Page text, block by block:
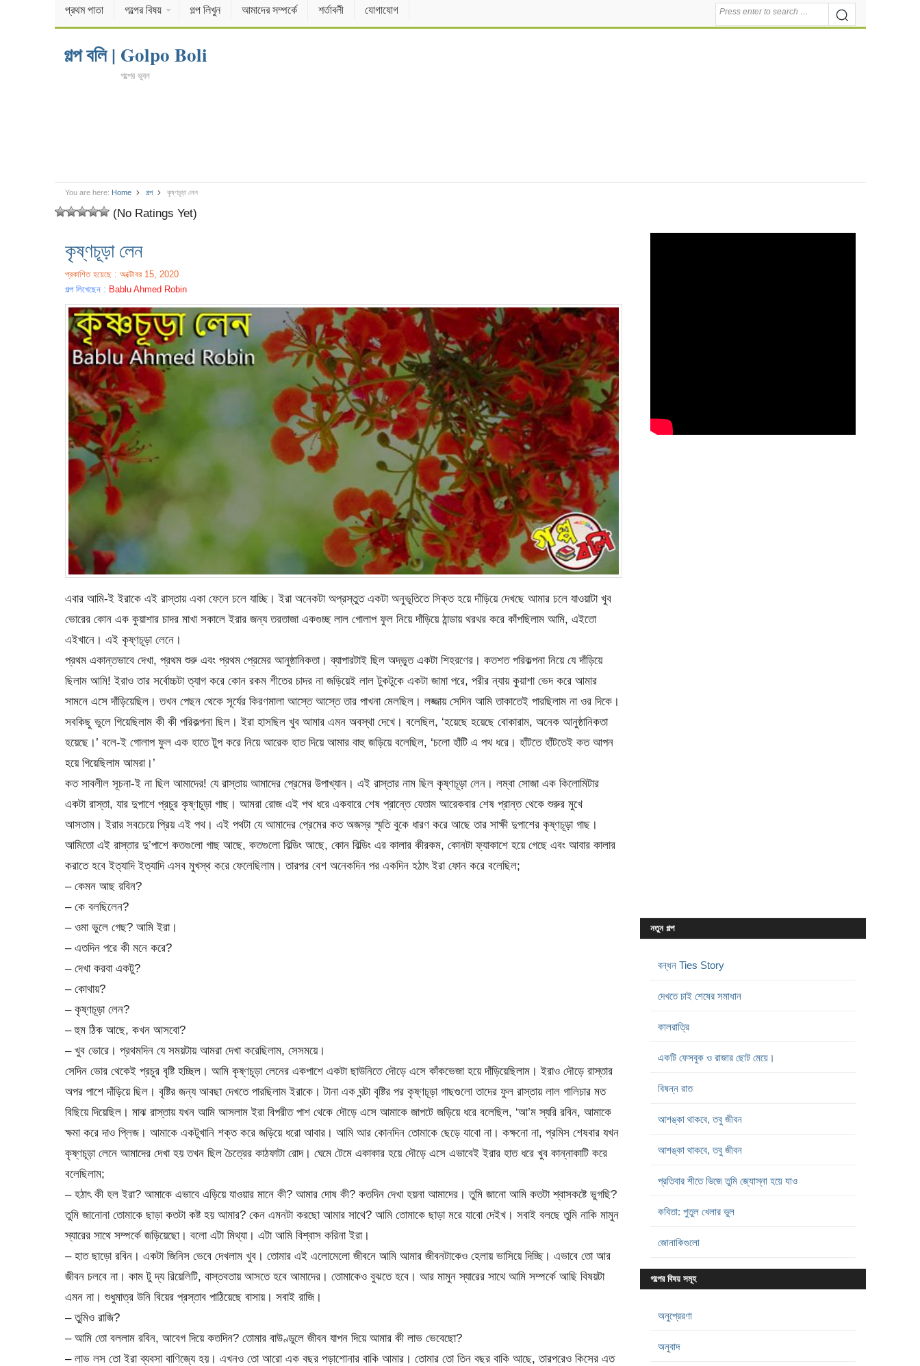
প্রথম পাতা গল্পের বিষয় গল্প লিখুন আমাদের সম্পর্কে শর্তাবলী যোগাযোগ
গল্প বলি | Golpo Boli
গল্পের ভুবন
You are here: Home গল্প কৃষ্ণচূড়া লেন
(No Ratings Yet)
কৃষ্ণচূড়া লেন
প্রকাশিত হয়েছে : অক্টোবর 15, 2020
গল্প লিখেছেন : Bablu Ahmed Robin
এবার আমি-ই ইরাকে এই রাস্তায় একা ফেলে চলে যাচ্ছি। ইরা অনেকটা অপ্রস্তুত একটা অনুভূতিতে সিক্ত হয়ে দাঁড়িয়ে দেখছে আমার চলে যাওয়াটা খুব
ভোরের কোন এক কুয়াশার চাদর মাখা সকালে ইরার জন্য তরতাজা একগুচ্ছ লাল গোলাপ ফুল নিয়ে দাঁড়িয়ে ঠান্ডায় থরথর করে কাঁপছিলাম আমি, এইতো
এইখানে। এই কৃষ্ণচূড়া লেনে।
প্রথম একান্তভাবে দেখা, প্রথম শুরু এবং প্রথম প্রেমের আনুষ্ঠানিকতা। ব্যাপারটাই ছিল অদ্ভুত একটা শিহরণের। কতশত পরিকল্পনা নিয়ে যে দাঁড়িয়ে
ছিলাম আমি! ইরাও তার সর্বোচ্চটা ত্যাগ করে কোন রকম শীতের চাদর না জড়িয়েই লাল টুকটুকে একটা জামা পরে, পরীর ন্যায় কুয়াশা ভেদ করে আমার
সামনে এসে দাঁড়িয়েছিল। তখন পেছন থেকে সূর্যের কিরণমালা আস্তে আস্তে তার পাখনা মেলছিল। লজ্জায় সেদিন আমি তাকাতেই পারছিলাম না ওর দিকে।
সবকিছু ভুলে গিয়েছিলাম কী কী পরিকল্পনা ছিল। ইরা হাসছিল খুব আমার এমন অবস্থা দেখে। বলেছিল, ‘হয়েছে হয়েছে বোকারাম, অনেক আনুষ্ঠানিকতা
হয়েছে।’ বলে-ই গোলাপ ফুল এক হাতে টুপ করে নিয়ে আরেক হাত দিয়ে আমার বাহু জড়িয়ে বলেছিল, ‘চলো হাঁটি এ পথ ধরে। হাঁটতে হাঁটতেই কত আপন
হয়ে গিয়েছিলাম আমরা।’
কত সাবলীল সূচনা-ই না ছিল আমাদের! যে রাস্তায় আমাদের প্রেমের উপাখ্যান। এই রাস্তার নাম ছিল কৃষ্ণচূড়া লেন। লম্বা সোজা এক কিলোমিটার
একটা রাস্তা, যার দুপাশে প্রচুর কৃষ্ণচূড়া গাছ। আমরা রোজ এই পথ ধরে একবারে শেষ প্রান্তে যেতাম আরেকবার শেষ প্রান্ত থেকে শুরুর মুখে
আসতাম। ইরার সবচেয়ে প্রিয় এই পথ। এই পথটা যে আমাদের প্রেমের কত অজস্র স্মৃতি বুকে ধারণ করে আছে তার সাক্ষী দুপাশের কৃষ্ণচূড়া গাছ।
আমিতো এই রাস্তার দু’পাশে কতগুলো গাছ আছে, কতগুলো বিল্ডিং আছে, কোন বিল্ডিং এর কালার কীরকম, কোনটা ফ্যাকাশে হয়ে গেছে এবং আবার কালার
করাতে হবে ইত্যাদি ইত্যাদি এসব মুখস্থ করে ফেলেছিলাম। তারপর বেশ অনেকদিন পর একদিন হঠাৎ ইরা ফোন করে বলেছিল;
– কেমন আছ রবিন?
– কে বলছিলেন?
– ওমা ভুলে গেছ? আমি ইরা।
– এতদিন পরে কী মনে করে?
– দেখা করবা একটু?
– কোথায়?
– কৃষ্ণচূড়া লেন?
– হুম ঠিক আছে, কখন আসবো?
– খুব ভোরে। প্রথমদিন যে সময়টায় আমরা দেখা করেছিলাম, সেসময়ে।
সেদিন ভোর থেকেই প্রচুর বৃষ্টি হচ্ছিল। আমি কৃষ্ণচূড়া লেনের একপাশে একটা ছাউনিতে দৌড়ে এসে কাঁকভেজা হয়ে দাঁড়িয়েছিলাম। ইরাও দৌড়ে রাস্তার
অপর পাশে দাঁড়িয়ে ছিল। বৃষ্টির জন্য আবছা দেখতে পারছিলাম ইরাকে। টানা এক ঘন্টা বৃষ্টির পর কৃষ্ণচূড়া গাছগুলো তাদের ফুল রাস্তায় লাল গালিচার মত
বিছিয়ে দিয়েছিল। মাঝ রাস্তায় যখন আমি আসলাম ইরা বিপরীত পাশ থেকে দৌড়ে এসে আমাকে জাপটে জড়িয়ে ধরে বলেছিল, ‘আ’ম স্যরি রবিন, আমাকে
ক্ষমা করে দাও প্লিজ। আমাকে একটুখানি শক্ত করে জড়িয়ে ধরো আবার। আমি আর কোনদিন তোমাকে ছেড়ে যাবো না। কক্ষনো না, প্রমিস শেষবার যখন
কৃষ্ণচূড়া লেনে আমাদের দেখা হয় তখন ছিল চৈত্রের কাঠফাটা রোদ। ঘেমে টেমে একাকার হয়ে দৌড়ে এসে এভাবেই ইরার হাত ধরে খুব কান্নাকাটি করে
বলেছিলাম;
– হঠাৎ কী হল ইরা? আমাকে এভাবে এড়িয়ে যাওয়ার মানে কী? আমার দোষ কী? কতদিন দেখা হয়না আমাদের। তুমি জানো আমি কতটা শ্বাসকষ্টে ভুগছি?
তুমি জানোনা তোমাকে ছাড়া কতটা কষ্ট হয় আমার? কেন এমনটা করছো আমার সাথে? আমি তোমাকে ছাড়া মরে যাবো দেইখ। সবাই বলছে তুমি নাকি মামুন
স্যারের সাথে সম্পর্কে জড়িয়েছো। বলো এটা মিথ্যা। এটা আমি বিশ্বাস করিনা ইরা।
– হাত ছাড়ো রবিন। একটা জিনিস ভেবে দেখলাম খুব। তোমার এই এলোমেলো জীবনে আমি আমার জীবনটাকেও হেলায় ভাসিয়ে দিচ্ছি। এভাবে তো আর
জীবন চলবে না। কাম টু দ্য রিয়েলিটি, বাস্তবতায় আসতে হবে আমাদের। তোমাকেও বুঝতে হবে। আর মামুন স্যারের সাথে আমি সম্পর্কে আছি বিষয়টা
এমন না। শুধুমাত্র উনি বিয়ের প্রস্তাব পাঠিয়েছে বাসায়। সবাই রাজি।
– তুমিও রাজি?
– আমি তো বললাম রবিন, আবেগ দিয়ে কতদিন? তোমার বাউণ্ডুলে জীবন যাপন দিয়ে আমার কী লাভ ভেবেছো?
– লাভ লস তো ইরা ব্যবসা বাণিজ্যে হয়। এখনও তো আরো এক বছর পড়াশোনার বাকি আমার। তোমার তো তিন বছর বাকি আছে, তারপরেও কিসের এত
নতুন গল্প
বন্ধন Ties Story
দেখতে চাই শেষের সমাধান
কালরাত্রি
একটি ফেসবুক ও রাজার ছোট মেয়ে।
বিষন্ন রাত
আশঙ্কা থাকবে, তবু জীবন
আশঙ্কা থাকবে, তবু জীবন
প্রতিবার শীতে ভিজে তুমি জ্যোস্না হয়ে যাও
কবিতা: পুতুল খেলার ভুল
জোনাকিগুলো
গল্পের বিষয় সমূহ
অনুপ্রেরণা
অনুবাদ